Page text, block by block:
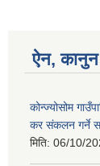
ऐन, कानुन
कोन्ज्योसोम
कर संकलन गर्ने
मिति: 06/10/